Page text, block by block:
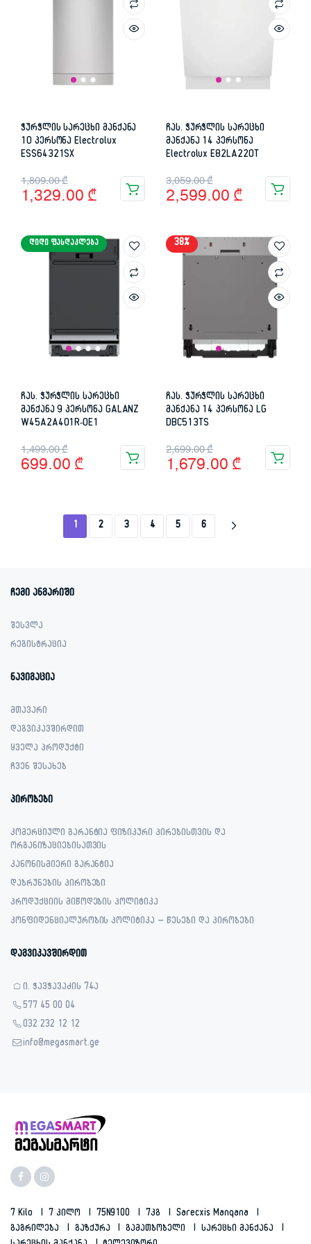
ჭურჭლის სარეცხი მანქანა
10 პერსონა Electrolux
ESS64321SX
1,809.00₾
Original
price
1,809.00 ₾.
1,329.00 ₾
Current
price
1,329.00 ₾.
ჩას. ჭურჭლის სარეცხი
მანქანა 14 პერსონა
Electrolux E82LA220T
3,059.00₾
Original
price
3,059.00 ₾.
2,599.00 ₾
Current
price
2,599.00 ₾.
ᲓᲘᲓᲘ ᲤᲐᲡᲓᲐᲙᲚᲔᲑᲐ
ჩას. ჭურჭლის სარეცხი
მანქანა 9 პერსონა GALANZ
W45A2A401R-0E1
1,499.00₾
Original
price
1,499.00 ₾.
699.00 ₾
Current
price
699.00 ₾.
38%
ჩას. ჭურჭლის სარეცხი
მანქანა 14 პერსონა LG
DBC513TS
2,699.00₾
Original
price
2,699.00 ₾.
1,679.00 ₾
Current
price
1,679.00 ₾.
1 2 3 4 5 6
ჩემი ანგარიში
შესვლა
რეგისტრაცია
ნავიგაცია
მთავარი
დაგვიკავშირდით
ყველა პროდუქტი
ჩვენ შესახებ
პირობები
კომერციული გარანტია ფიზიკური პირებისთვის და
ორგანიზაციებისათვის
კანონისმიერი გარანტია
დაბრუნების პირობები
პროდუქციის მიწოდების პოლიტიკა
კონფიდენციალურობის პოლიტიკა – წესები და პირობები
დაგვიკავშირდით
ი. ჭავჭავაძის 74ა
577 45 00 04
032 232 12 12
info@megasmart.ge
7 Kilo 7 Კილო 75N9100 7კგ
Sarecxis Manqana
Გაგრილება
Გაზქურა Გამათბობელი
Სარეცხი Მანქანა